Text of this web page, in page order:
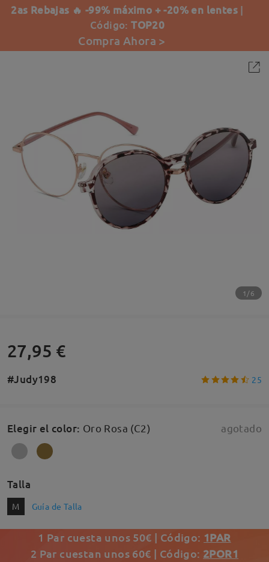
2as Rebajas 🔥 -99% máximo + -20% en lentes |
Código:TOP20
Compra Ahora >
1/6
27,95 €
#Judy198 25
Elegir el color: Oro Rosa (C2) agotado
Talla
M Guía de Talla
1 Par cuesta unos 50€ | Código: 1PAR
2 Par cuestan unos 60€ | Código: 2POR1